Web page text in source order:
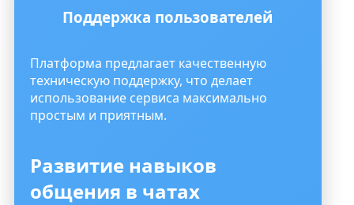
Поддержка пользователей
Платформа предлагает качественную
техническую поддержку, что делает
использование сервиса максимально
простым и приятным.
Развитие навыков
общения в чатах